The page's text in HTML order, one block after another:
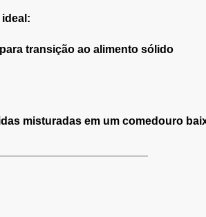
transição ao alimento sólido
misturadas em um comedouro